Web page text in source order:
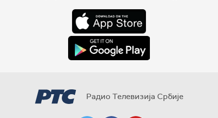
Радио Телевизија Србије